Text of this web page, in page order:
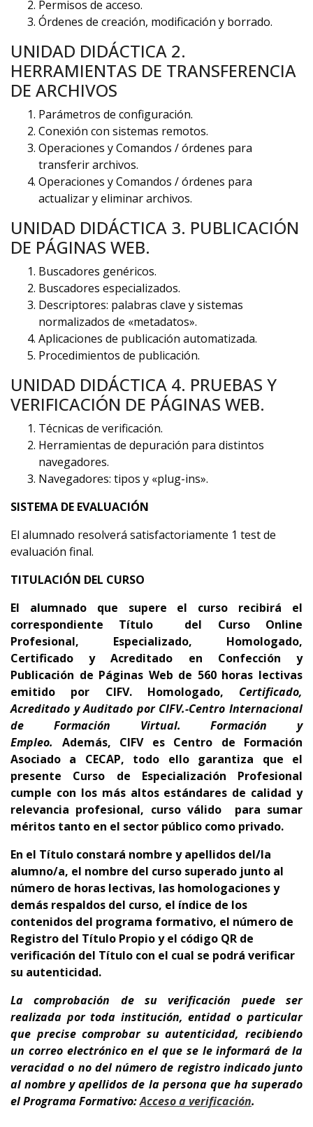
Permisos de acceso.
Órdenes de creación, modificación y borrado.
UNIDAD DIDÁCTICA 2.
HERRAMIENTAS DE TRANSFERENCIA
DE ARCHIVOS
Parámetros de configuración.
Conexión con sistemas remotos.
Operaciones y Comandos / órdenes para
transferir archivos.
Operaciones y Comandos / órdenes para
actualizar y eliminar archivos.
UNIDAD DIDÁCTICA 3. PUBLICACIÓN
DE PÁGINAS WEB.
Buscadores genéricos.
Buscadores especializados.
Descriptores: palabras clave y sistemas
normalizados de «metadatos».
Aplicaciones de publicación automatizada.
Procedimientos de publicación.
UNIDAD DIDÁCTICA 4. PRUEBAS Y
VERIFICACIÓN DE PÁGINAS WEB.
Técnicas de verificación.
Herramientas de depuración para distintos
navegadores.
Navegadores: tipos y «plug-ins».
SISTEMA DE EVALUACIÓN
El alumnado resolverá satisfactoriamente 1 test de
evaluación final.
TITULACIÓN DEL CURSO
El alumnado que supere el curso recibirá el
correspondiente Título del Curso Online
Profesional, Especializado, Homologado,
Certificado y Acreditado en Confección y
Publicación de Páginas Web de 560horas lectivas
emitido por CIFV.Homologado, Certificado,
Acreditado y Auditado por CIFV.-Centro Internacional
de Formación Virtual. Formación y
Empleo. Además, CIFV es Centro de Formación
Asociado a CECAP, todo ello garantiza que el
presente Curso de Especialización Profesional
cumple con los más altos estándares de calidad y
relevancia profesional, cursoválido para sumar
méritos tanto en el sector público como privado.
En el Título constará nombre y apellidos del/la
alumno/a, el nombre del curso superado junto al
número de horas lectivas, las homologaciones y
demás respaldos del curso, el índice de los
contenidos del programa formativo, el número de
Registro del Título Propio y el código QR de
verificación del Título con el cual se podrá verificar
su autenticidad.
La comprobación de su verificación puede ser
realizada por toda institución, entidad o particular
que precise comprobar su autenticidad, recibiendo
un correo electrónico en el que se le informará de la
veracidad o no del número de registro indicado junto
al nombre y apellidos de la persona que ha superado
el Programa Formativo:Acceso a verificación.